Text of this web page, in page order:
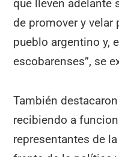
que lleven adelante
de promover y
pueblo argentino y,
escobarenses”, se
También
recibiendo a
representantes de